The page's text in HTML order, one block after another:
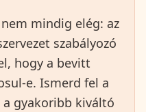
mindig elég: az
szabályozó
hogy a bevitt
e. Ismerd fel a
gyakoribb kiváltó